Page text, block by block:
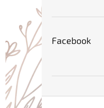
Facebook